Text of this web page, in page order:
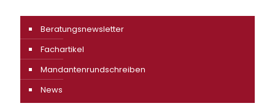
Beratungsnewsletter
Fachartikel
Mandantenrundschreiben
News